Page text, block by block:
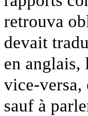
retrouva
devait
en anglais,
vice-versa,
sauf à